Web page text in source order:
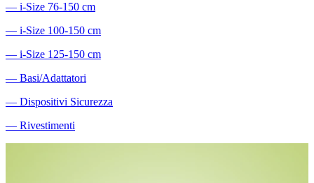
― i-Size 76-150 cm
― i-Size 100-150 cm
― i-Size 125-150 cm
― Basi/Adattatori
― Dispositivi Sicurezza
― Rivestimenti